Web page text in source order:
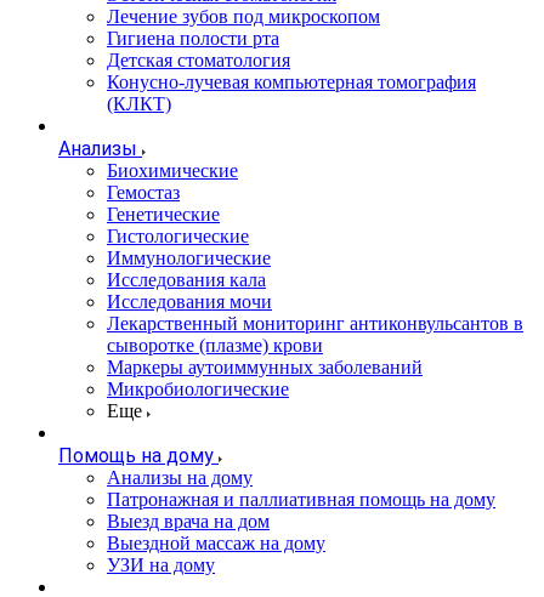
Лечение зубов под микроскопом
Гигиена полости рта
Детская стоматология
Конусно-лучевая компьютерная томография
(КЛКТ)
Анализы
Биохимические
Гемостаз
Генетические
Гистологические
Иммунологические
Исследования кала
Исследования мочи
Лекарственный мониторинг антиконвульсантов в
сыворотке (плазме) крови
Маркеры аутоиммунных заболеваний
Микробиологические
Еще
Помощь на дому
Анализы на дому
Патронажная и паллиативная помощь на дому
Выезд врача на дом
Выездной массаж на дому
УЗИ на дому